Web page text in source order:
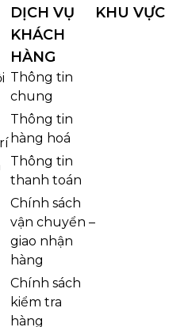
liệu
bên dưới là các lớp pha
cảm giác “đầy ánh sáng”
pha lê phản chiếu tạo
giúp không gian có chiều
bản tròn Ø600/Ø800
hoặc khu vực sảnh;
ăn chữ nhật và đảo bếp
ngang.
chuộng nhờ độ trong và
DỊCH VỤ
KHÁCH
HÀNG
Thông tin
chung
Thông tin
hàng hoá
Thông tin
thanh toán
Chính sách
vận chuyển –
giao nhận
hàng
Chính sách
kiểm tra
hàng
KHU VỰC